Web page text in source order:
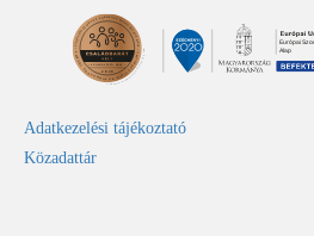
Adatkezelési tájékoztató
Közadattár